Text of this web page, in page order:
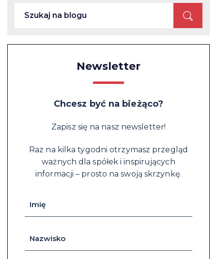
Newsletter
Chcesz być na bieżąco?
Zapisz się na nasz newsletter!
Raz na kilka tygodni otrzymasz przegląd
ważnych dla spółek i inspirujących
informacji – prosto na swoją skrzynkę.